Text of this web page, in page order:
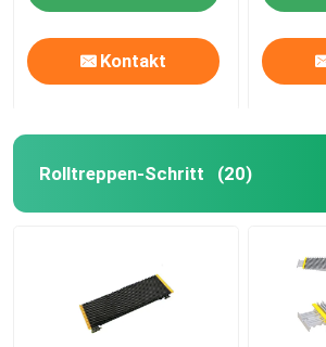
Kontakt
Rolltreppen-Schritt (20)